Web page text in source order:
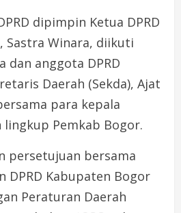
dipimpin Ketua DPRD
Sastra Winara, diikuti
dan anggota DPRD
Daerah (Sekda), Ajat
para kepala
Pemkab Bogor.
persetujuan bersama
DPRD Kabupaten Bogor
Peraturan Daerah